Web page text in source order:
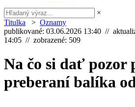
×
Titulka > Oznamy
publikované: 03.06.2026 13:40 //
14:05 // zobrazené: 509
Na čo si dať pozor
preberaní balíka